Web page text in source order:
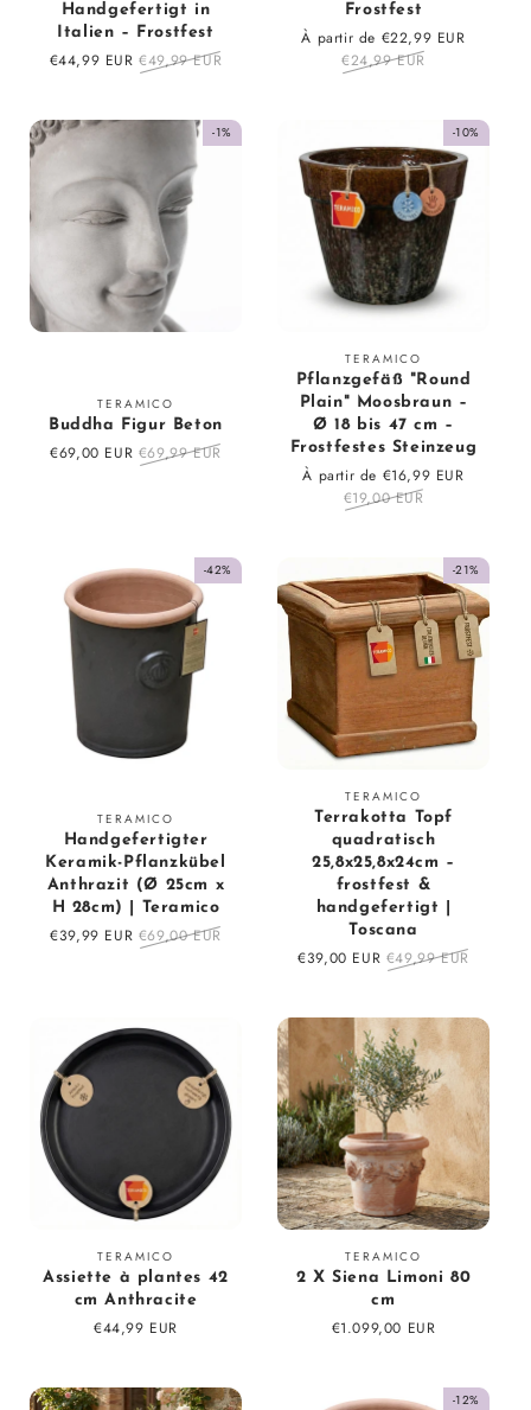
Handgefertigt in
Italien – Frostfest
Prix
€44,99 EUR Prix
€49,99 EUR
Frostfest
Prix
À partir de €22,99 EUR
€24,99 EUR
-1%
Fournisseur
:
TERAMICO
Buddha Figur Beton
Prix
€69,00 EUR Prix
€69,99 EUR
-10%
Fournisseur
:
TERAMICO
Pflanzgefäß "Round
Plain" Moosbraun –
Ø 18 bis 47 cm –
Frostfestes Steinzeug
Prix
À partir de €16,99 EUR
€19,00 EUR
-42%
Fournisseur
:
TERAMICO
Handgefertigter
Keramik-Pflanzkübel
Anthrazit (Ø 25cm x
H 28cm) | Teramico
Prix
€39,99 EUR Prix
€69,00 EUR
-21%
Fournisseur
:
TERAMICO
Terrakotta Topf
quadratisch
25,8x25,8x24cm –
frostfest &
handgefertigt |
Toscana
Prix
€39,00 EUR Prix
€49,99 EUR
Fournisseur
:
TERAMICO
Assiette à plantes 42
cm Anthracite
Prix
€44,99 EUR
Fournisseur
:
TERAMICO
2 X Siena Limoni 80
cm
Prix
€1.099,00 EUR
-12%